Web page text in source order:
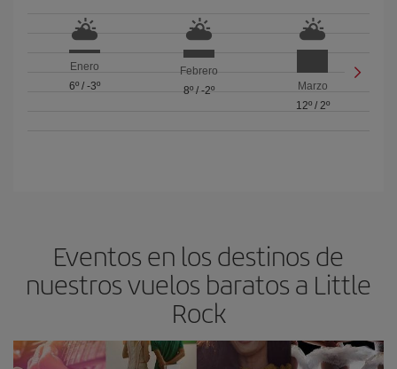
Enero
6º/ -3º
Febrero
8º/ -2º
Marzo
12º/ 2º
Eventos en los destinos de
nuestros vuelos baratos a Little
Rock